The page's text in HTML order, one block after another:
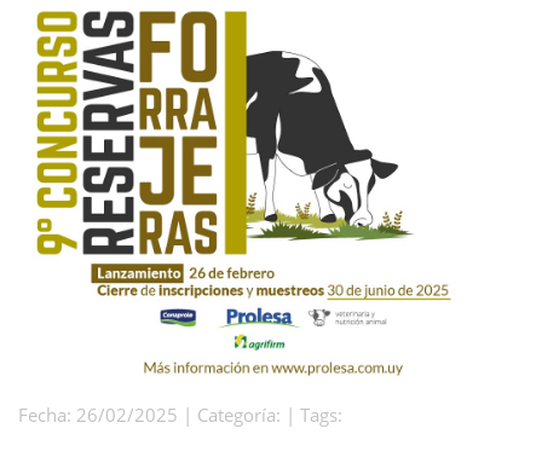
Fecha: 26/02/2025 | Categoría: | Tags: